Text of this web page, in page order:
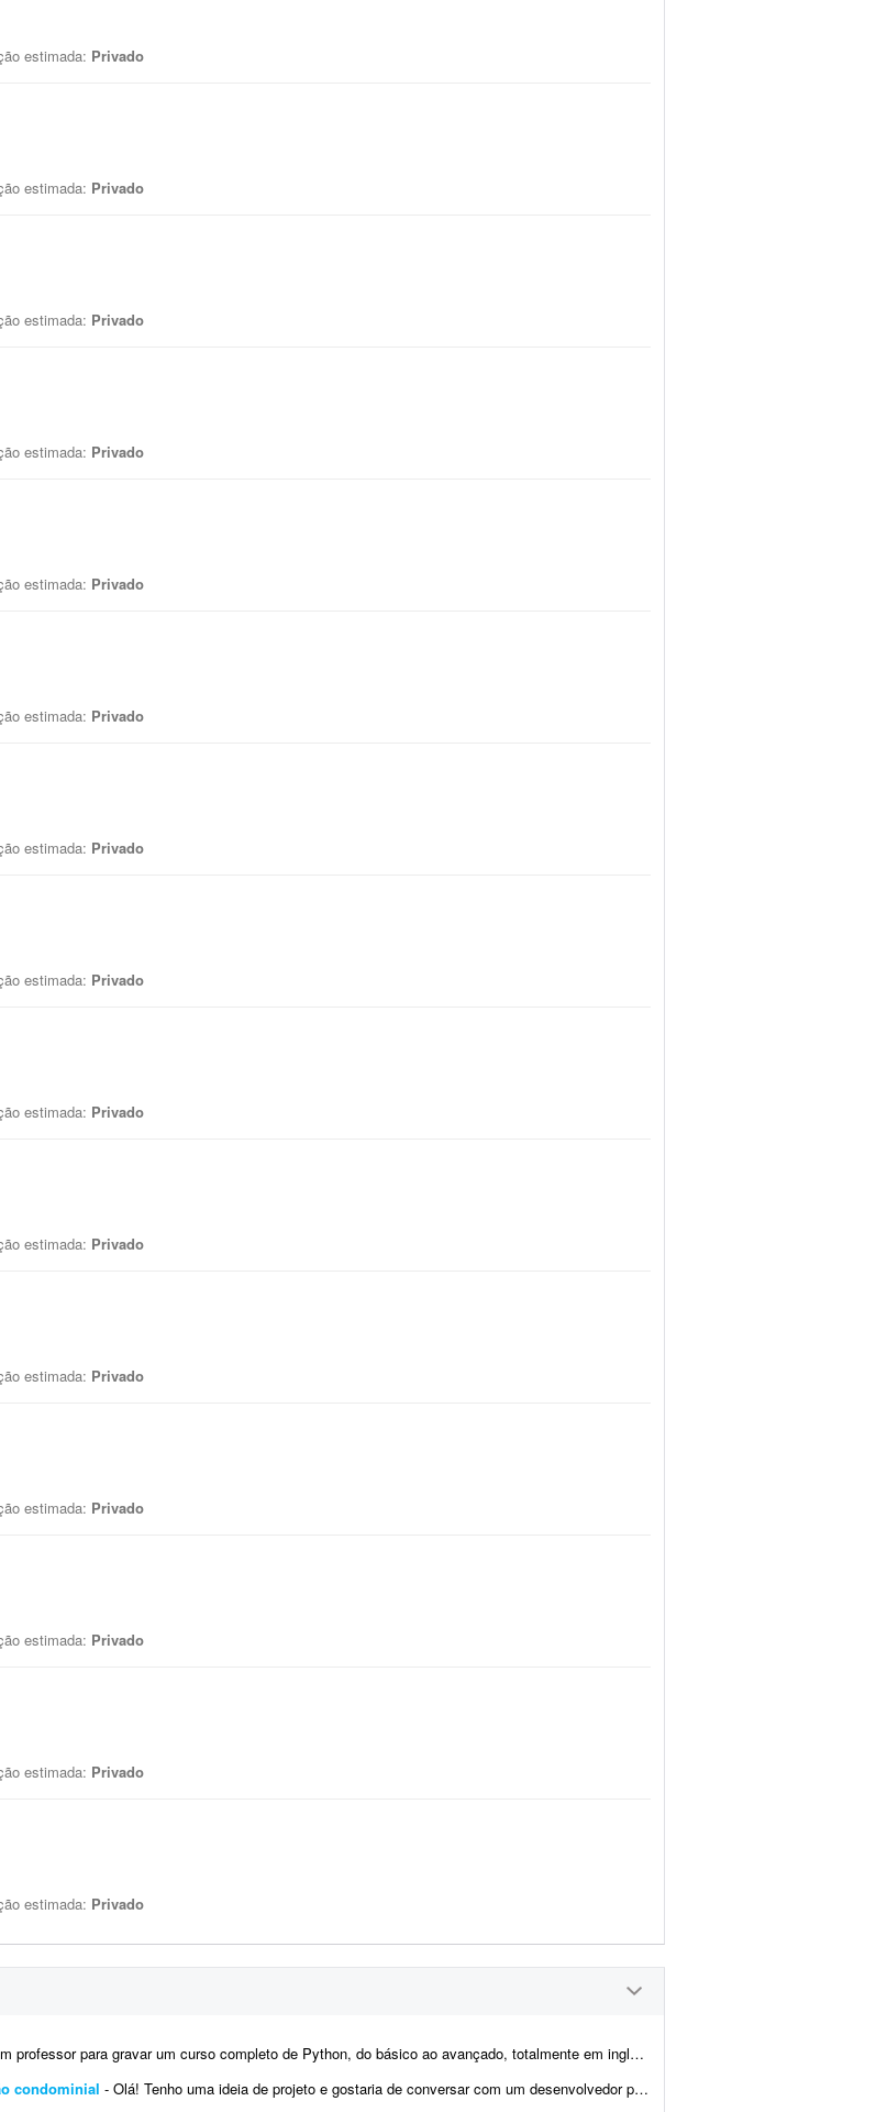
estimada: Privado
estimada: Privado
estimada: Privado
estimada: Privado
estimada: Privado
estimada: Privado
estimada: Privado
estimada: Privado
estimada: Privado
estimada: Privado
estimada: Privado
estimada: Privado
estimada: Privado
estimada: Privado
estimada: Privado
para gravar um curso completo de Python, do básico ao avançado, totalmente em inglês, com duração mínima de 10 horas. Requisitos: - Ex...
condominial - Olá! Tenho uma ideia de projeto e gostaria de conversar com um desenvolvedor para avaliar sua viabilidade técnica antes de qualquer contratação. Neste momento, meu objet...